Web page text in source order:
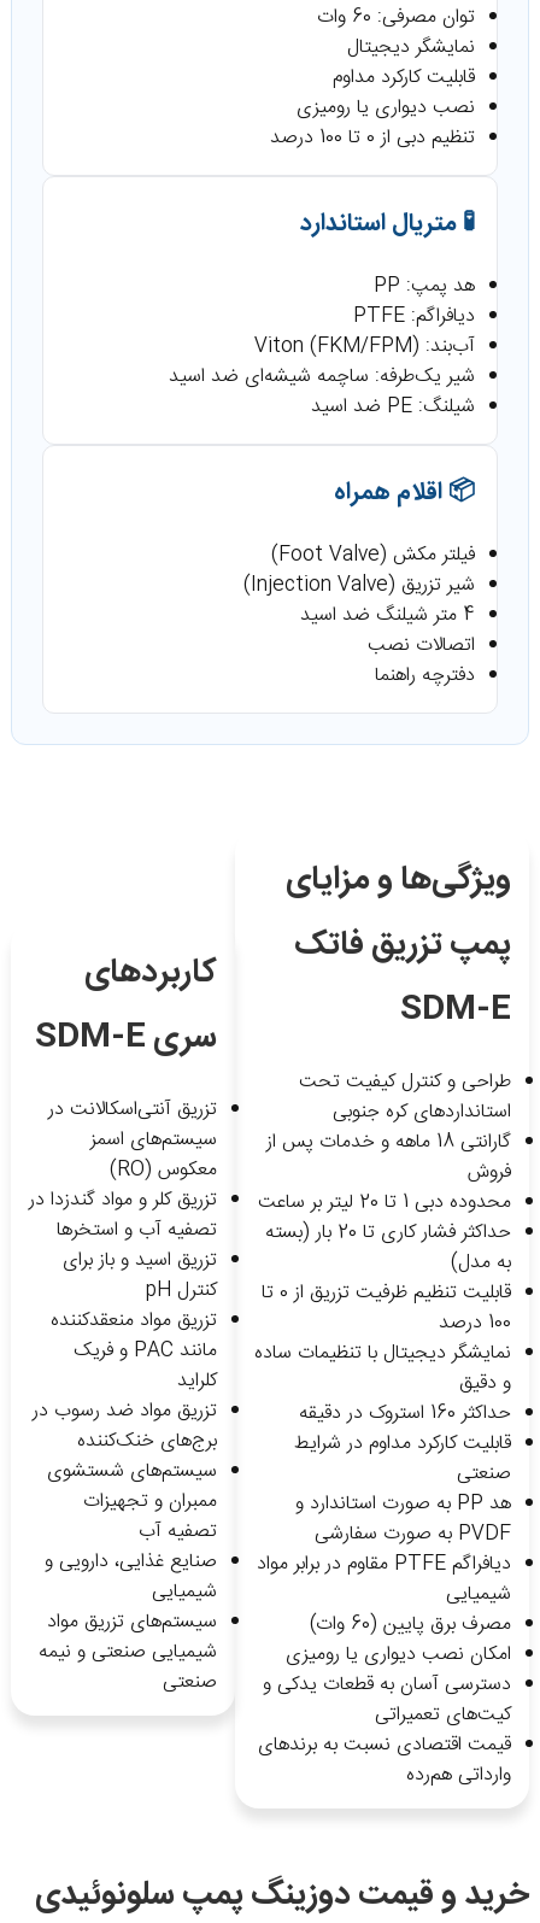
توان مصرفی: 60 وات
نمایشگر دیجیتال
قابلیت کارکرد مداوم
نصب دیواری یا رومیزی
تنظیم دبی از 0 تا 100 درصد
🧪 متریال استاندارد
هد پمپ: PP
دیافراگم: PTFE
آب‌بند: Viton (FKM/FPM)
شیر یک‌طرفه: ساچمه شیشه‌ای ضد اسید
شیلنگ: PE ضد اسید
📦 اقلام همراه
فیلتر مکش (Foot Valve)
شیر تزریق (Injection Valve)
4 متر شیلنگ ضد اسید
اتصالات نصب
دفترچه راهنما
ویژگی‌ها و مزایای
پمپ تزریق فاتک
SDM-E
طراحی و کنترل کیفیت تحت
استانداردهای کره جنوبی
گارانتی 18 ماهه و خدمات پس از
فروش
محدوده دبی 1 تا 20 لیتر بر ساعت
حداکثر فشار کاری تا 20 بار (بسته
به مدل)
قابلیت تنظیم ظرفیت تزریق از 0 تا
100 درصد
نمایشگر دیجیتال با تنظیمات ساده
و دقیق
حداکثر 160 استروک در دقیقه
قابلیت کارکرد مداوم در شرایط
صنعتی
هد PP به صورت استاندارد و
PVDF به صورت سفارشی
دیافراگم PTFE مقاوم در برابر مواد
شیمیایی
مصرف برق پایین (60 وات)
امکان نصب دیواری یا رومیزی
دسترسی آسان به قطعات یدکی و
کیت‌های تعمیراتی
قیمت اقتصادی نسبت به برندهای
وارداتی هم‌رده
کاربردهای
سری SDM-E
تزریق آنتی‌اسکالانت در
سیستم‌های اسمز
معکوس (RO)
تزریق کلر و مواد گندزدا در
تصفیه آب و استخرها
تزریق اسید و باز برای
کنترل pH
تزریق مواد منعقدکننده
مانند PAC و فریک
کلراید
تزریق مواد ضد رسوب در
برج‌های خنک‌کننده
سیستم‌های شستشوی
ممبران و تجهیزات
تصفیه آب
صنایع غذایی، دارویی و
شیمیایی
سیستم‌های تزریق مواد
شیمیایی صنعتی و نیمه
صنعتی
خرید و قیمت دوزینگ پمپ سلونوئیدی